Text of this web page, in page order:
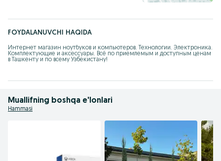
FOYDALANUVCHI HAQIDA
Интернет магазин ноутбуков и компьютеров. Технологии. Электроника.
Комплектующие и аксессуары. Всё по приемлемым и доступным ценам
в Ташкенту и по всему Узбекистану!
Muallifning boshqa e'lonlari
Hammasi